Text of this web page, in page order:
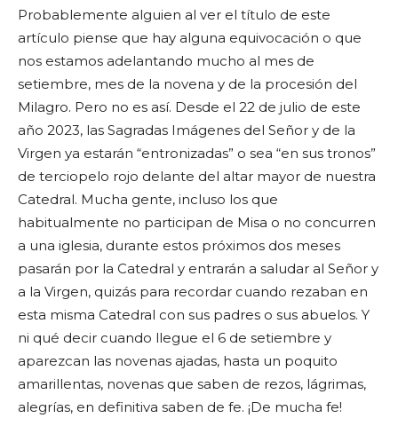
Probablemente alguien al ver el título de este
artículo piense que hay alguna equivocación o que
nos estamos adelantando mucho al mes de
setiembre, mes de la novena y de la procesión del
Milagro. Pero no es así. Desde el 22 de julio de este
año 2023, las Sagradas Imágenes del Señor y de la
Virgen ya estarán “entronizadas” o sea “en sus tronos”
de terciopelo rojo delante del altar mayor de nuestra
Catedral. Mucha gente, incluso los que
habitualmente no participan de Misa o no concurren
a una iglesia, durante estos próximos dos meses
pasarán por la Catedral y entrarán a saludar al Señor y
a la Virgen, quizás para recordar cuando rezaban en
esta misma Catedral con sus padres o sus abuelos. Y
ni qué decir cuando llegue el 6 de setiembre y
aparezcan las novenas ajadas, hasta un poquito
amarillentas, novenas que saben de rezos, lágrimas,
alegrías, en definitiva saben de fe. ¡De mucha fe!